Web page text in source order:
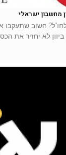
מחשבון ישראלי
חשוב שתעקבו
לא יחזיר את